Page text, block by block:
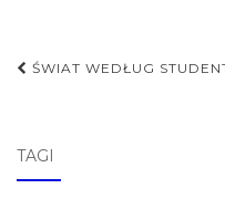
Nawigacja
ŚWIAT WEDŁUG
TAGI